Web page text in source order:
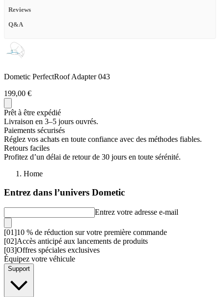
Reviews
Q&A
Dometic PerfectRoof Adapter 043
199,00 €
Prêt à être expédié
Livraison en 3–5 jours ouvrés.
Paiements sécurisés
Réglez vos achats en toute confiance avec des méthodes fiables.
Retours faciles
Profitez d’un délai de retour de 30 jours en toute sérénité.
Home
Entrez dans l’univers Dometic
Entrez votre adresse e-mail
[01]10 % de réduction sur votre première commande
[02]Accès anticipé aux lancements de produits
[03]Offres spéciales exclusives
Équipez votre véhicule
Support